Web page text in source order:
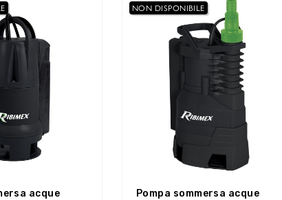
acque
NON DISPONIBILE
Pompa sommersa acque